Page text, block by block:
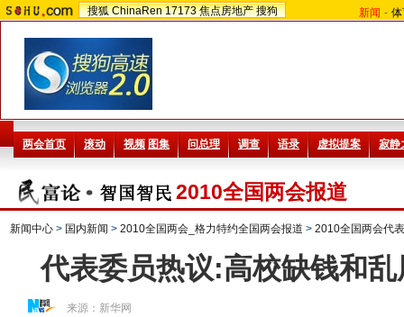
搜狐 ChinaRen 17173 焦点房地产 搜狗 新闻 -
2010全国两会报道
新闻中心 > 国内新闻 > 2010全国两会_格力特约全国两会报道 > 2010全国两会代
代表委员热议:高校缺钱和
来源： 新华网